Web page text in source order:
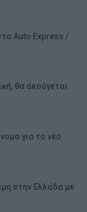
Auto Express /
θα ακούγεται
για το νέο
στην Ελλάδα με